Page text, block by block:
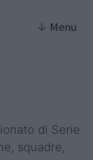
↓ Menu
di Serie
squadre,